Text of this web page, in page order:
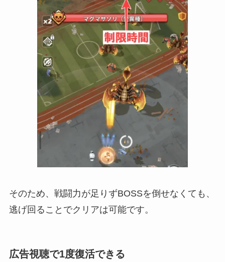
そのため、戦闘力が足りずBOSSを倒せなくても、
逃げ回ることでクリアは可能です。
広告視聴で1度復活できる